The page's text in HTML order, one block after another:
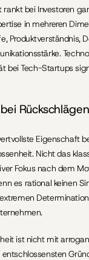
rankt bei Investoren
in mehreren
Produktverständnis,
bei Tech-Startups
Rückschlägen
Eigenschaft
Nicht das
Fokus nach dem
es rational keinen
ist nicht mit